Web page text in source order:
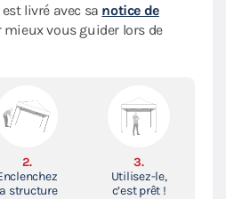
livré avec sa notice de
vous guider lors de
2.
structure
3.
Utilisez-le,
c’est prêt !